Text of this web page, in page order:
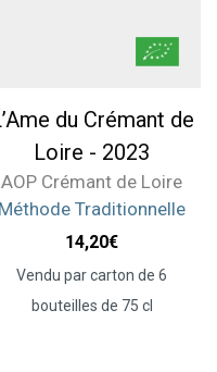
du Crémant de
Loire - 2023
AOP Crémant de Loire
Méthode Traditionnelle
14,20€
Vendu par carton de 6
bouteilles de 75 cl